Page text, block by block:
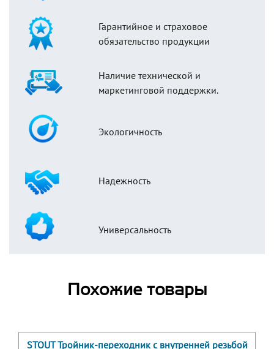
Гарантийное и страховое
обязательство продукции
Наличие технической и
маркетинговой поддержки.
Экологичность
Надежность
Универсальность
Похожие товары
STOUT Тройник-переходник с внутренней резьбой